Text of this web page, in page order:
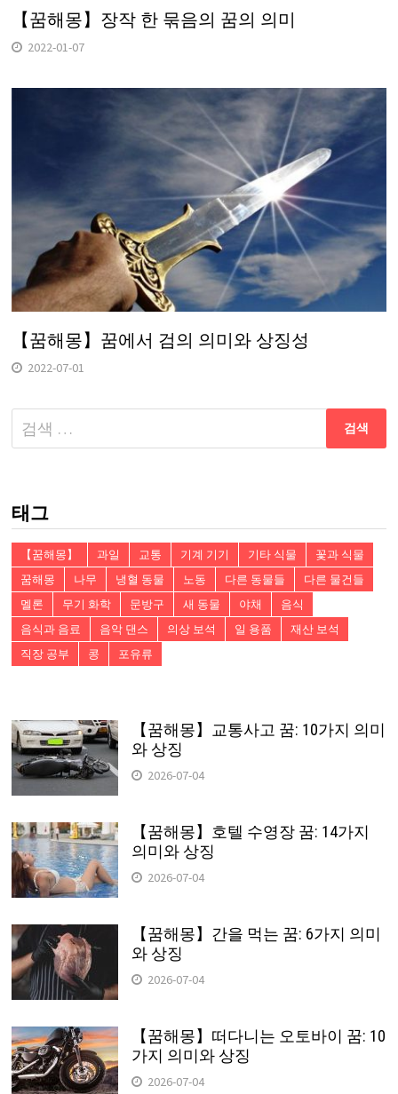
【꿈해몽】장작 한 묶음의 꿈의 의미
2022-01-07
【꿈해몽】꿈에서 검의 의미와 상징성
2022-07-01
다
음
태그
【꿈해몽】 과일 교통 기계 기기 기타 식물
꽃과 식물
꿈해몽
나무 냉혈 동물 노동 다른 동물들
다른 물건들
멜론
무기 화학 문방구 새 동물 야채
음식
음식과 음료
음악 댄스 의상 보석 일 용품
재산 보석
직장 공부
콩 포유류
【꿈해몽】교통사고 꿈: 10가지 의미
와 상징
2026-07-04
【꿈해몽】호텔 수영장 꿈: 14가지
의미와 상징
2026-07-04
【꿈해몽】간을 먹는 꿈: 6가지 의미
와 상징
2026-07-04
【꿈해몽】떠다니는 오토바이 꿈: 10
가지 의미와 상징
2026-07-04